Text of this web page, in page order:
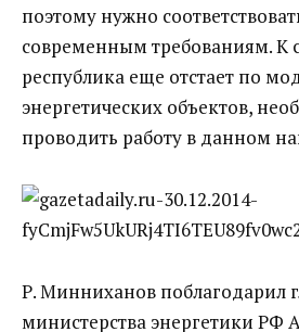
поэтому нужно
современным требованиям. К
республика еще отстает по
энергетических объектов,
проводить работу в данном
Р. Минниханов поблагодарил
министерства энергетики РФ